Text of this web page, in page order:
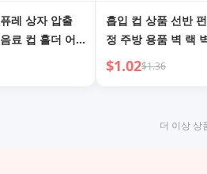
레 상자 압출
료 컵 홀더 어
시기 휴대용 가
도
흡입 컵 상품 선반
정 주방 용품 벽 랙
스틸 와이어 볼 배수
$1.02$1.36
더 이상 상